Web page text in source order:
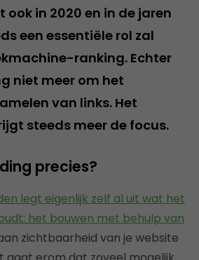
in 2020 en in de jaren
een essentiële rol zal
ranking. Echter
niet meer om het
van links. Het
steeds meer de focus.
precies?
legt eigenlijk zelf al uit wat het
het bouwen met behulp van
zichtbaarheid van je website